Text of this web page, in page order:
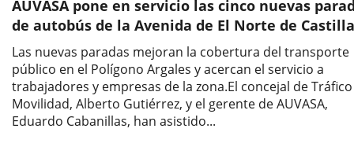
aplicación
externa.
aplicación
externa.
AUVASA pone en servicio las cinco nuevas
de autobús de la Avenida de El Norte de Castilla
Las nuevas paradas mejoran la cobertura del transporte
público en el Polígono Argales y acercan el servicio a
trabajadores y empresas de la zona.El concejal de
Movilidad, Alberto Gutiérrez, y el gerente de AUVASA,
Eduardo Cabanillas, han asistido...